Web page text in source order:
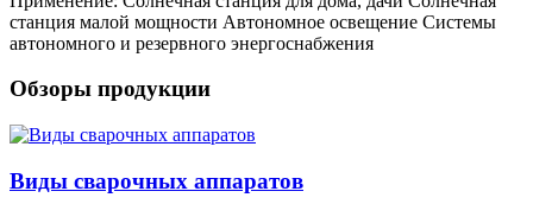
станция малой мощности Автономное освещение Системы
автономного и резервного энергоснабжения
Обзоры продукции
Виды сварочных аппаратов